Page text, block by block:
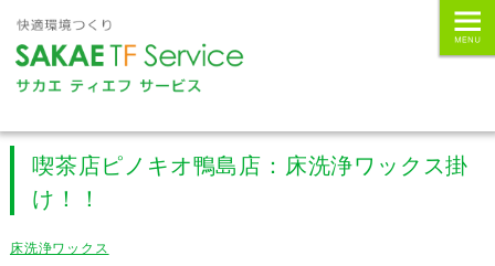
喫茶店ピノキオ鴨島店：床洗浄ワックス掛
け！！
床洗浄ワックス